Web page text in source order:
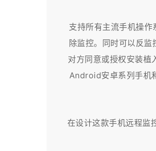
支持所有主流手机操
除监控。同时可以反
对方同意或授权安装植
Android安卓系列手机
在设计这款手机远程监